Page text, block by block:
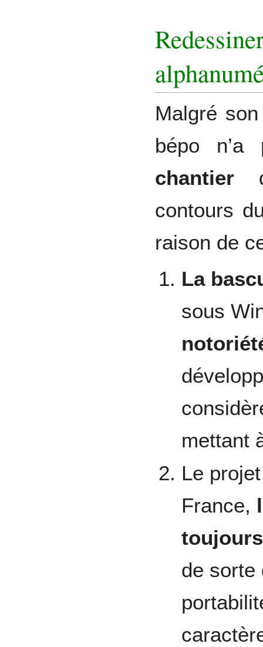
Malgré
bépo n’a
chantier
contours
raison de
La
sous
mettant
Le
France,
de sorte